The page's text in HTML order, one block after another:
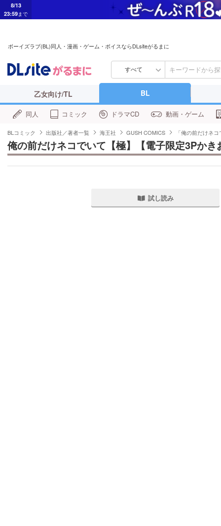
8/13
23:59まで
ボーイズラブ(BL)同人・漫画・ゲーム・ボイスならDLsiteがるまに
すべて
乙女向け/TL BL
同人 コミック ドラマCD 動画・ゲーム
BLコミック 出版社／著者一覧 海王社 GUSH COMICS 「俺の前だけネ
俺の前だけネコでいて【極】【電子限定3Pかき
試し読み